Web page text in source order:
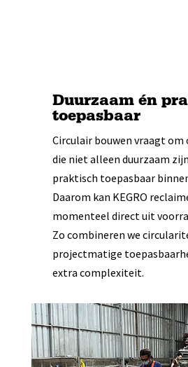
Duurzaam én
toepasbaar
Circulair bouwen vraagt om
die niet alleen duurzaam
praktisch toepasbaar
Daarom kan KEGRO
momenteel direct uit
Zo combineren we
projectmatige
extra complexiteit.